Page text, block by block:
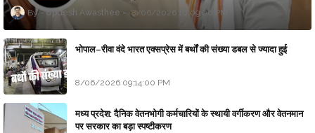
Updesh Awasthee 8/06/2026 10:09:00 PM
भोपाल–रीवा वंदे भारत एक्सप्रेस में बर्थों की संख्या डबल से ज्यादा हुई
8/06/2026 09:14:00 PM
मध्य प्रदेश: दैनिक वेतनभोगी कर्मचारियों के स्थायी वर्गीकरण और वेतनमान
पर सरकार का बड़ा स्पष्टीकरण